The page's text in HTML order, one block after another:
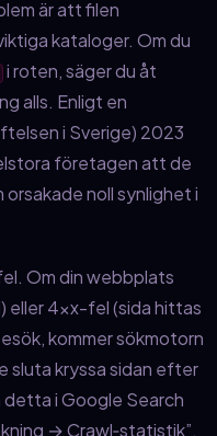
är att filen
kataloger. Om du
i roten, säger du åt
alls. Enligt en
i Sverige) 2023
företagen att de
noll synlighet i
Om din webbplats
eller 4xx-fel (sida hittas
kommer sökmotorn
kryssa sidan efter
i Google Search
→ Crawl‑statistik”.